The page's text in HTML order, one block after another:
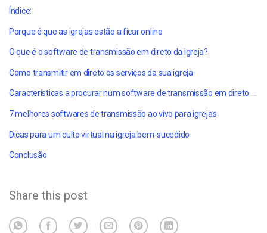
Índice:
Porque é que as igrejas estão a ficar online
O que é o software de transmissão em direto da igreja?
Como transmitir em direto os serviços da sua igreja
Características a procurar num software de transmissão em direto para igrejas
7 melhores softwares de transmissão ao vivo para igrejas
Dicas para um culto virtual na igreja bem-sucedido
Conclusão
Share this post